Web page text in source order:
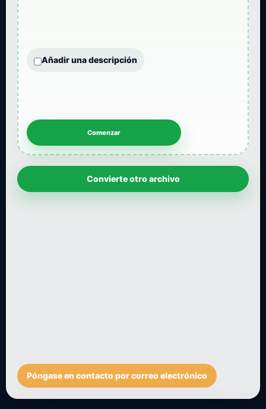
Añadir una descripción
Convierte otro archivo
Póngase en contacto por correo electrónico